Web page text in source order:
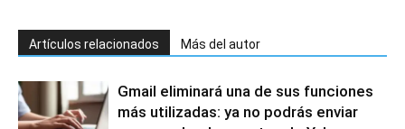
Artículos relacionados Más del autor
Gmail eliminará una de sus funciones
más utilizadas: ya no podrás enviar